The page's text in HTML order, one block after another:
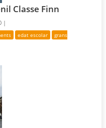
Classe Finn
|
edat escolar
grans